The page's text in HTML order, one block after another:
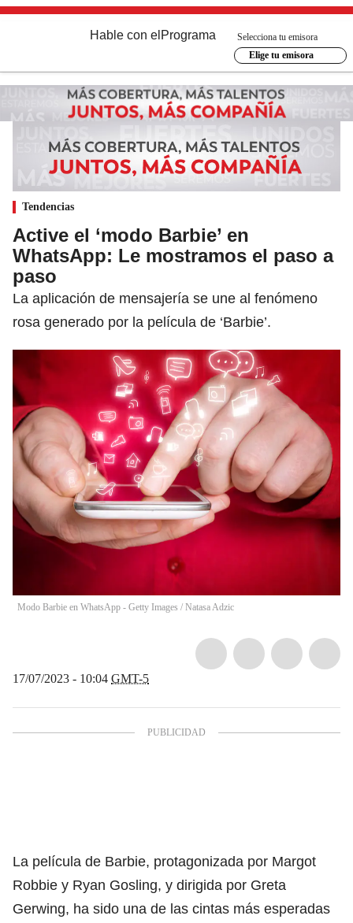
Hable con el Programa
Selecciona tu emisora
Elige tu emisora
Tendencias
Active el ‘modo Barbie’ en
WhatsApp: Le mostramos el paso a
paso
La aplicación de mensajería se une al fenómeno
rosa generado por la película de ‘Barbie’.
Modo Barbie en WhatsApp - Getty Images / Natasa Adzic
17/07/2023 - 10:04 GMT-5
La película de Barbie, protagonizada por Margot
Robbie y Ryan Gosling, y dirigida por Greta
Gerwing, ha sido una de las cintas más esperadas